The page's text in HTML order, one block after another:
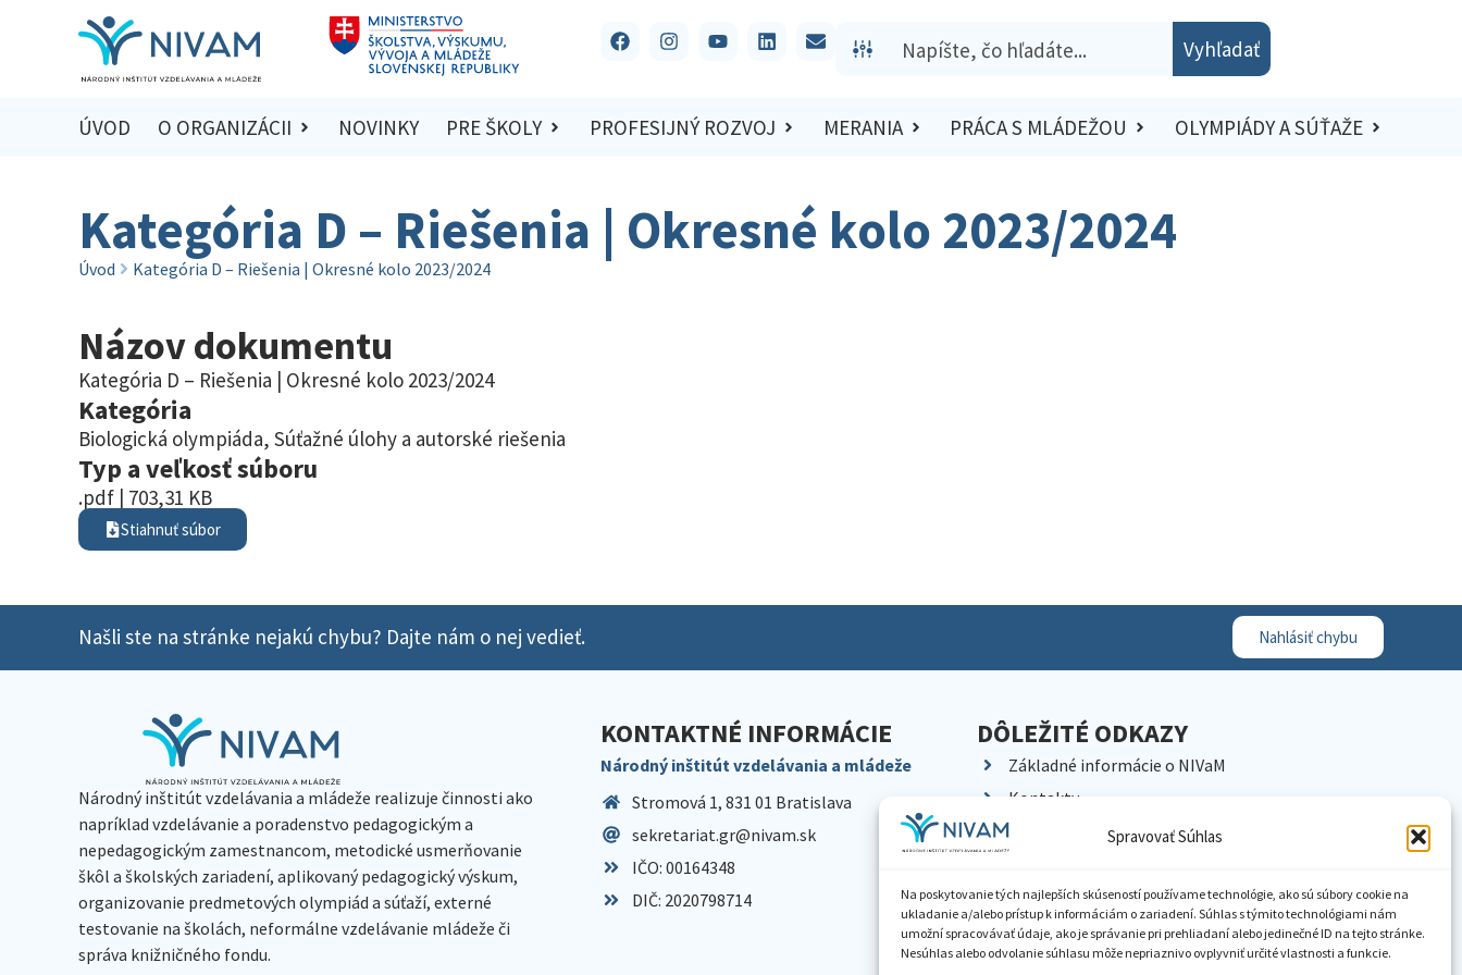
Spravovať Súhlas
Na poskytovanie tých najlepších skúseností používame technológie, ako sú súbory cookie na
ukladanie a/alebo prístup k informáciám o zariadení. Súhlas s týmito technológiami nám
umožní spracovávať údaje, ako je správanie pri prehliadaní alebo jedinečné ID na tejto stránke.
Nesúhlas alebo odvolanie súhlasu môže nepriaznivo ovplyvniť určité vlastnosti a funkcie.
Vyhľadať
ÚVOD O ORGANIZÁCII NOVINKY PRE ŠKOLY PROFESIJNÝ ROZVOJ MERANIA PRÁCA S MLÁDEŽOU OLYMPIÁDY A SÚŤAŽE
Kategória D – Riešenia | Okresné kolo 2023/2024
Úvod Kategória D – Riešenia | Okresné kolo 2023/2024
Názov dokumentu
Kategória D – Riešenia | Okresné kolo 2023/2024
Kategória
Biologická olympiáda, Súťažné úlohy a autorské riešenia
Typ a veľkosť súboru
.pdf | 703,31 KB
Stiahnuť súbor
Našli ste na stránke nejakú chybu? Dajte nám o nej vedieť. Nahlásiť chybu
Národný inštitút vzdelávania a mládeže realizuje činnosti ako
napríklad vzdelávanie a poradenstvo pedagogickým a
nepedagogickým zamestnancom, metodické usmerňovanie
škôl a školských zariadení, aplikovaný pedagogický výskum,
organizovanie predmetových olympiád a súťaží, externé
testovanie na školách, neformálne vzdelávanie mládeže či
správa knižničného fondu.
KONTAKTNÉ INFORMÁCIE
Národný inštitút vzdelávania a mládeže
Stromová 1, 831 01 Bratislava
sekretariat.gr@nivam.sk
IČO: 00164348
DIČ: 2020798714
DÔLEŽITÉ ODKAZY
Základné informácie o NIVaM
Kontakty
Kariéra
Pracoviská NIVaM
Dokumenty inštitúcie
Knižnica